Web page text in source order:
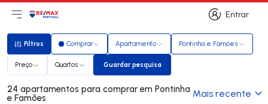
Entrar
Entrar
Abri menu principal
LogoIr para página inicial
Filtros
Filtros Comprar Apartamento Pontinha e Famões
Preço Quartos Guardar pesquisa
Guardar pesquisa
24 apartamentos para comprar em Pontinha
e Famões Mais recente